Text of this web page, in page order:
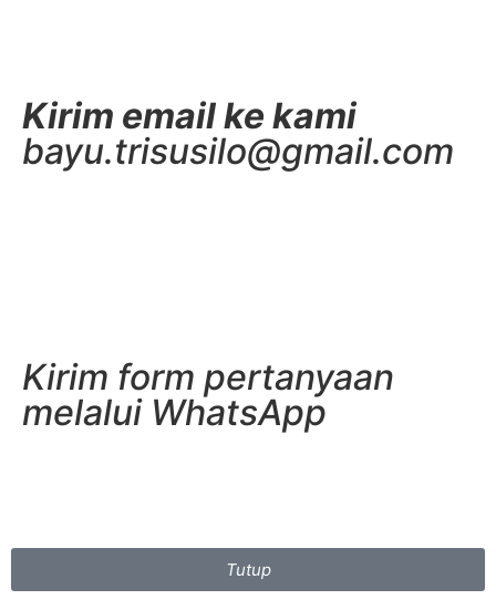
Kirim email ke kami
bayu.trisusilo@gmail.com
Kirim form pertanyaan
melalui WhatsApp
Tutup